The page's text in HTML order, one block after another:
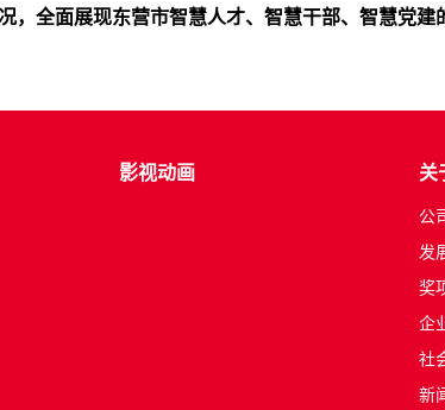
全面展现东营市智慧人才、智慧干部、智慧党建
影视动画 关
公
发
奖
企
社
新